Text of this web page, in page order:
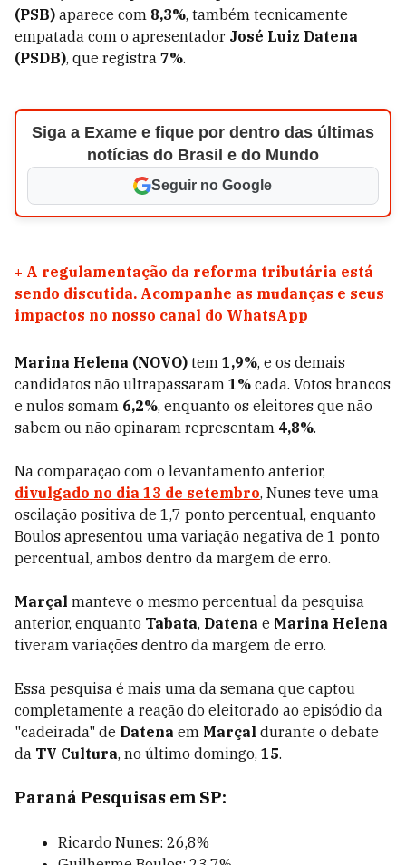
(PSB) aparece com 8,3%, também tecnicamente
empatada com o apresentador José Luiz Datena
(PSDB), que registra 7%.
Siga a Exame e fique por dentro das últimas
notícias do Brasil e do Mundo
Seguir no Google
+ A regulamentação da reforma tributária está
sendo discutida. Acompanhe as mudanças e seus
impactos no nosso canal do WhatsApp
Marina Helena (NOVO) tem 1,9%, e os demais
candidatos não ultrapassaram 1% cada. Votos brancos
e nulos somam 6,2%, enquanto os eleitores que não
sabem ou não opinaram representam 4,8%.
Na comparação com o levantamento anterior,
divulgado no dia 13 de setembro, Nunes teve uma
oscilação positiva de 1,7 ponto percentual, enquanto
Boulos apresentou uma variação negativa de 1 ponto
percentual, ambos dentro da margem de erro.
Marçal manteve o mesmo percentual da pesquisa
anterior, enquanto Tabata, Datena e Marina Helena
tiveram variações dentro da margem de erro.
Essa pesquisa é mais uma da semana que captou
completamente a reação do eleitorado ao episódio da
"cadeirada" de Datena em Marçal durante o debate
da TV Cultura, no último domingo, 15.
Paraná Pesquisas em SP:
Ricardo Nunes: 26,8%